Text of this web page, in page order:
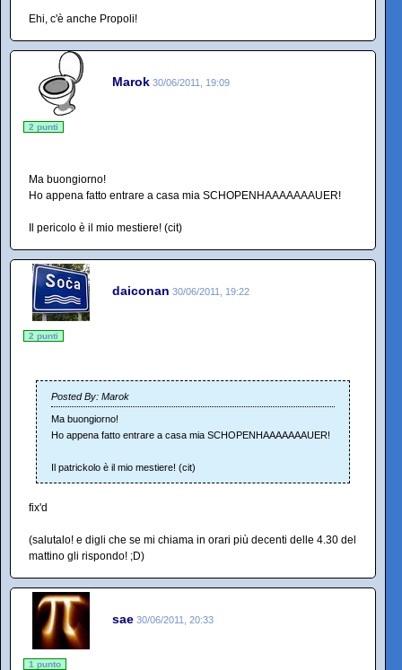
Ehi, c'è anche Propoli!
Marok 30/06/2011, 19:09
2 punti
Ma buongiorno!
Ho appena fatto entrare a casa mia SCHOPENHAAAAAAAUER!
Il pericolo è il mio mestiere! (cit)
daiconan 30/06/2011, 19:22
2 punti
Posted By: Marok
Ma buongiorno!
Ho appena fatto entrare a casa mia SCHOPENHAAAAAAAUER!
Il patrickolo è il mio mestiere! (cit)
fix'd
(salutalo! e digli che se mi chiama in orari più decenti delle 4.30 del
mattino gli rispondo! ;D)
sae 30/06/2011, 20:33
1 punto